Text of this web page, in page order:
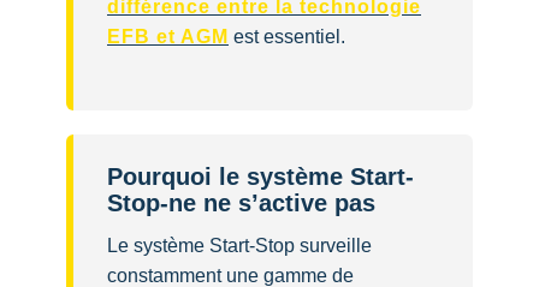
différence entre la technologie
EFB et AGM est essentiel.
Pourquoi le système Start-
Stop-ne ne s’active pas
Le système Start-Stop surveille
constamment une gamme de